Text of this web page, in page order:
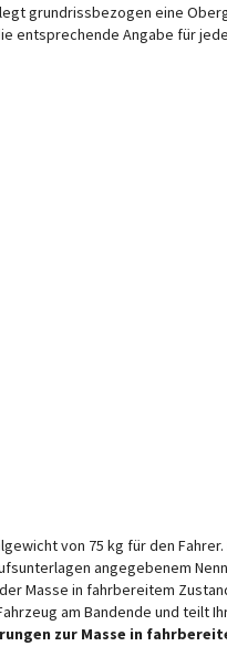
grundrissbezogen eine
entsprechende Angabe für
von 75 kg für den
angegebenem
Masse in fahrbereitem
am Bandende und teilt
zur Masse in